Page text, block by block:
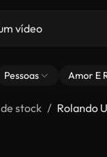
Pessoas Amor E
stock Rolando